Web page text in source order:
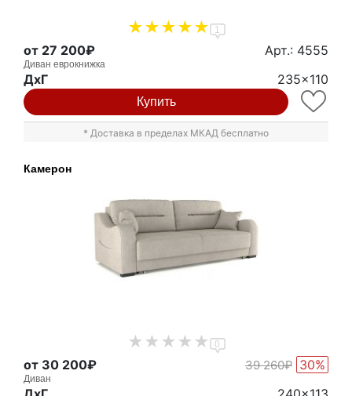
1
от 27 200₽ Арт.: 4555
Диван еврокнижка
ДxГ 235x110
Купить
* Доставка в пределах МКАД бесплатно
Камерон
0
от 30 200₽ 39 260₽ 30%
Диван